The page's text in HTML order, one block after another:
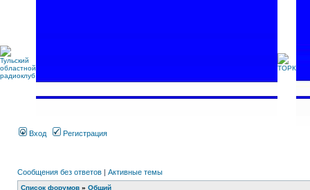
Вход Регистрация
Сообщения без ответов | Активные темы
Список форумов » Общий